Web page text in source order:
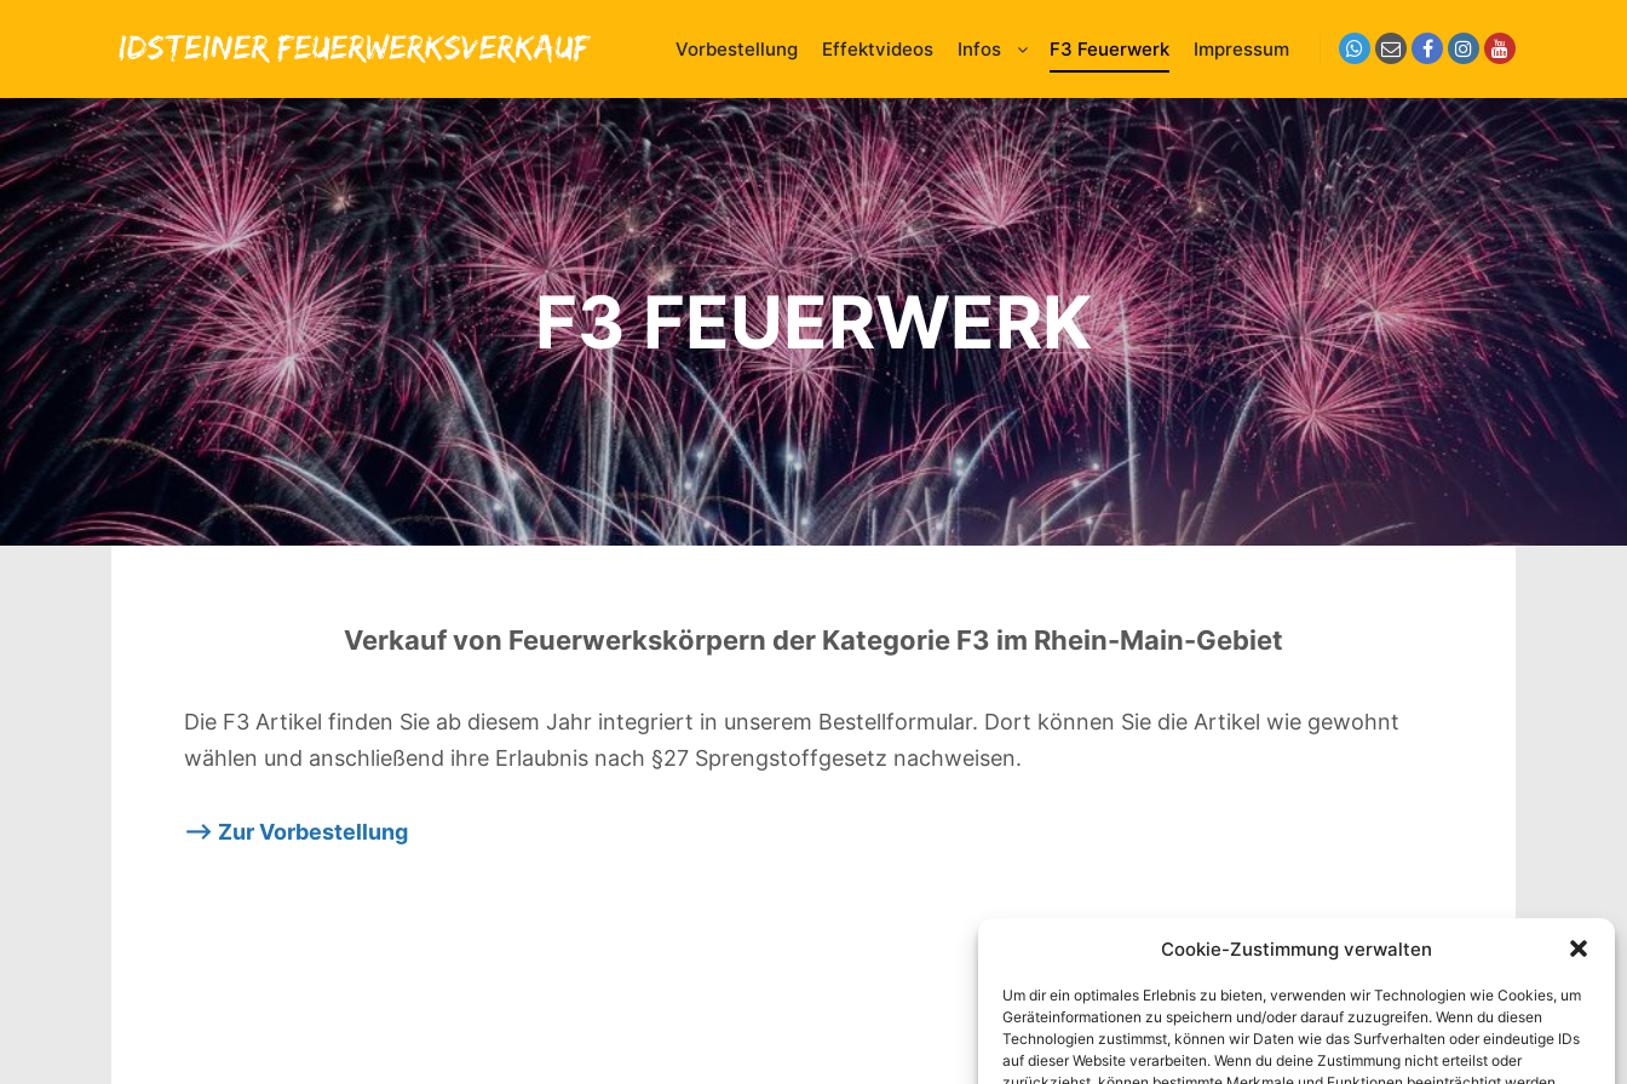
Cookie-Zustimmung verwalten
Um dir ein optimales Erlebnis zu bieten, verwenden wir Technologien wie Cookies, um
Geräteinformationen zu speichern und/oder darauf zuzugreifen. Wenn du diesen
Technologien zustimmst, können wir Daten wie das Surfverhalten oder eindeutige IDs
auf dieser Website verarbeiten. Wenn du deine Zustimmung nicht erteilst oder
Vorbestellung Effektvideos Infos F3 Feuerwerk Impressum
F3 FEUERWERK
Verkauf von Feuerwerkskörpern der Kategorie F3 im Rhein-Main-Gebiet
Die F3 Artikel finden Sie ab diesem Jahr integriert in unserem Bestellformular. Dort können Sie die Artikel wie gewohnt
wählen und anschließend ihre Erlaubnis nach §27 Sprengstoffgesetz nachweisen.
–> Zur Vorbestellung